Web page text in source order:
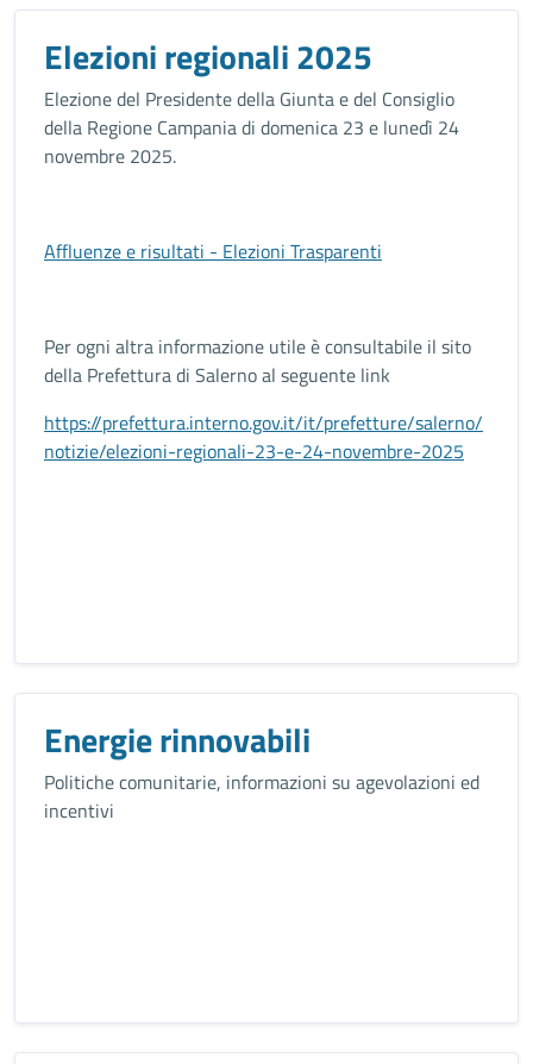
Elezioni regionali 2025
Elezione del Presidente della Giunta e del Consiglio
della Regione Campania di domenica 23 e lunedì 24
novembre 2025.
Affluenze e risultati - Elezioni Trasparenti
Per ogni altra informazione utile è consultabile il sito
della Prefettura di Salerno al seguente link
https://prefettura.interno.gov.it/it/prefetture/salerno/
notizie/elezioni-regionali-23-e-24-novembre-2025
Energie rinnovabili
Politiche comunitarie, informazioni su agevolazioni ed
incentivi